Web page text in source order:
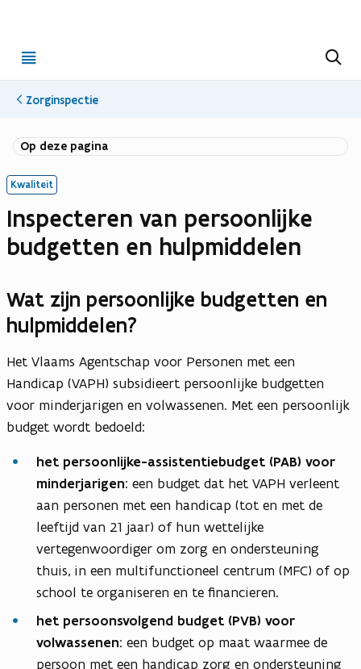
menu
Zorginspectie
Op deze pagina
Kwaliteit
Inspecteren van persoonlijke
budgetten en hulpmiddelen
Wat zijn persoonlijke budgetten en
hulpmiddelen?
Het Vlaams Agentschap voor Personen met een
Handicap (VAPH) subsidieert persoonlijke budgetten
voor minderjarigen en volwassenen. Met een persoonlijk
budget wordt bedoeld:
het persoonlijke-assistentiebudget (PAB) voor
minderjarigen: een budget dat het VAPH verleent
aan personen met een handicap (tot en met de
leeftijd van 21 jaar) of hun wettelijke
vertegenwoordiger om zorg en ondersteuning
thuis, in een multifunctioneel centrum (MFC) of op
school te organiseren en te financieren.
het persoonsvolgend budget (PVB) voor
volwassenen: een budget op maat waarmee de
persoon met een handicap zorg en ondersteuning
b
b